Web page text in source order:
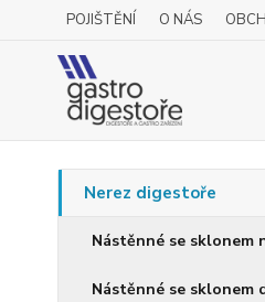
POJIŠTĚNÍ O NÁS
Nerez digestoře
Nástěnné se sklonem
Nástěnné se sklonem